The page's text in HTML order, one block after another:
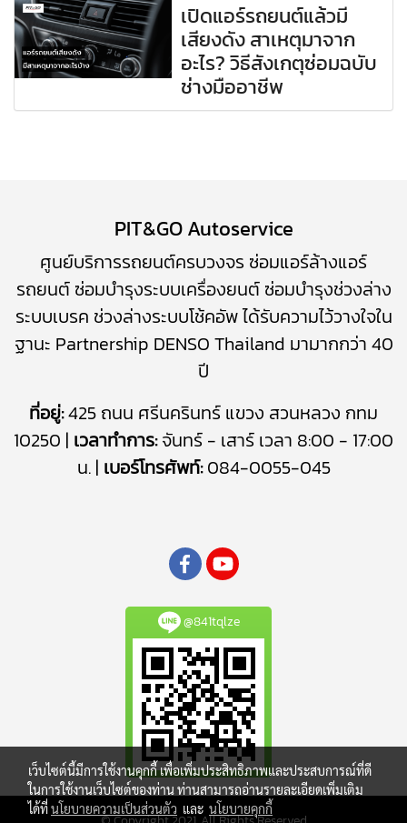
เปิดแอร์รถยนต์แล้วมี
เสียงดัง สาเหตุมาจาก
อะไร? วิธีสังเกตุซ่อมฉบับ
ช่างมืออาชีพ
PIT&GO Autoservice
ศูนย์บริการรถยนต์ครบวงจร ซ่อมแอร์ล้างแอร์
รถยนต์​ ซ่อมบำรุงระบบเครื่องยนต์ซ่อมบำรุงช่วงล่าง
ระบบเบรค ช่วงล่างระบบโช้คอัพได้รับความไว้วางใจใน
ฐานะ Partnership DENSO Thailand มามากกว่า 40
ปี
ที่อยู่:425 ถนน ศรีนครินทร์ แขวง สวนหลวง กทม
10250 | เวลาทำการ:จันทร์ - เสาร์ เวลา 8:00 - 17:00
น. | เบอร์โทรศัพท์: 084-0055-045
@841tqlze
เว็บไซต์นี้มีการใช้งานคุกกี้ เพื่อเพิ่มประสิทธิภาพและประสบการณ์ที่ดี
ในการใช้งานเว็บไซต์ของท่าน ท่านสามารถอ่านรายละเอียดเพิ่มเติม
ได้ที่นโยบายความเป็นส่วนตัว และ นโยบายคุกกี้